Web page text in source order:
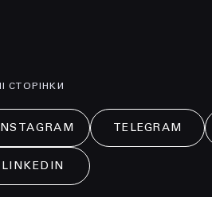
hello@prjctr.com.ua
СТОРІНКИ
TELEGRAM
LINKEDIN
НАПИСАТИ